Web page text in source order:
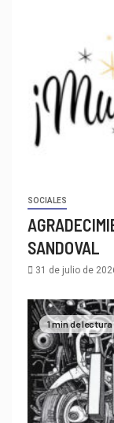
SOCIALES
SANDOVAL
31 de julio de
1 min de lectura